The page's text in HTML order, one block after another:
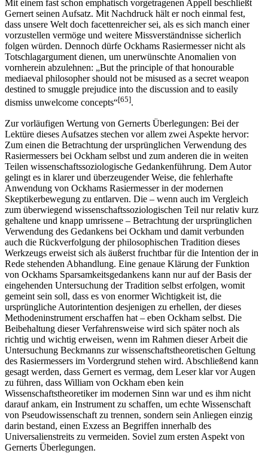
Mit einem fast schon emphatisch vorgetragenen Appell beschließt
Gernert seinen Aufsatz. Mit Nachdruck hält er noch einmal fest,
dass unsere Welt doch facettenreicher sei, als es sich manch einer
vorzustellen vermöge und weitere Missverständnisse sicherlich
folgen würden. Dennoch dürfe Ockhams Rasiermesser nicht als
Totschlagargument dienen, um unerwünschte Anomalien von
vornherein abzulehnen: „But the principle of that honourable
mediaeval philosopher should not be misused as a secret weapon
destined to smuggle prejudice into the discussion and to easily
dismiss unwelcome concepts“[65].
Zur vorläufigen Wertung von Gernerts Überlegungen: Bei der
Lektüre dieses Aufsatzes stechen vor allem zwei Aspekte hervor:
Zum einen die Betrachtung der ursprünglichen Verwendung des
Rasiermessers bei Ockham selbst und zum anderen die in weiten
Teilen wissenschaftssoziologische Gedankenführung. Dem Autor
gelingt es in klarer und überzeugender Weise, die fehlerhafte
Anwendung von Ockhams Rasiermesser in der modernen
Skeptikerbewegung zu entlarven. Die – wenn auch im Vergleich
zum überwiegend wissenschaftssoziologischen Teil nur relativ kurz
gehaltene und knapp umrissene – Betrachtung der ursprünglichen
Verwendung des Gedankens bei Ockham und damit verbunden
auch die Rückverfolgung der philosophischen Tradition dieses
Werkzeugs erweist sich als äußerst fruchtbar für die Intention der in
Rede stehenden Abhandlung. Eine genaue Klärung der Funktion
von Ockhams Sparsamkeitsgedankens kann nur auf der Basis der
eingehenden Untersuchung der Tradition selbst erfolgen, womit
gemeint sein soll, dass es von enormer Wichtigkeit ist, die
ursprüngliche Autorintention desjenigen zu erhellen, der dieses
Methodeninstrument erschaffen hat – eben Ockham selbst. Die
Beibehaltung dieser Verfahrensweise wird sich später noch als
richtig und wichtig erweisen, wenn im Rahmen dieser Arbeit die
Untersuchung Beckmanns zur wissenschaftstheoretischen Geltung
des Rasiermessers im Vordergrund stehen wird. Abschließend kann
gesagt werden, dass Gernert es vermag, dem Leser klar vor Augen
zu führen, dass William von Ockham eben kein
Wissenschaftstheoretiker im modernen Sinn war und es ihm nicht
darauf ankam, ein Instrument zu schaffen, um echte Wissenschaft
von Pseudowissenschaft zu trennen, sondern sein Anliegen einzig
darin bestand, einen Exzess an Begriffen innerhalb des
Universalienstreits zu vermeiden. Soviel zum ersten Aspekt von
Gernerts Überlegungen.